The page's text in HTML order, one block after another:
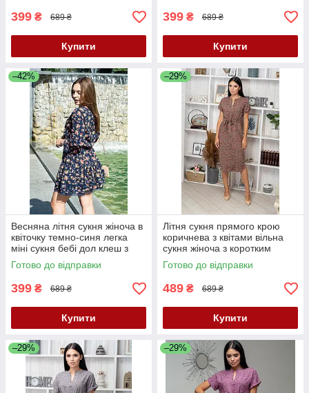
399 ₴ 689 ₴
Купити
399 ₴ 689 ₴
Купити
–42%
Весняна літня сукня жіноча в
квіточку темно-синя легка
міні сукня бебі дол клеш з
рукавом сукня 42-46
Готово до відправки
399 ₴ 689 ₴
Купити
–29%
Літня сукня прямого крою
коричнева з квітами вільна
сукня жіноча з коротким
рукавом сукня з поясом 40-
42 розмір
Готово до відправки
489 ₴ 689 ₴
Купити
–29% –29%